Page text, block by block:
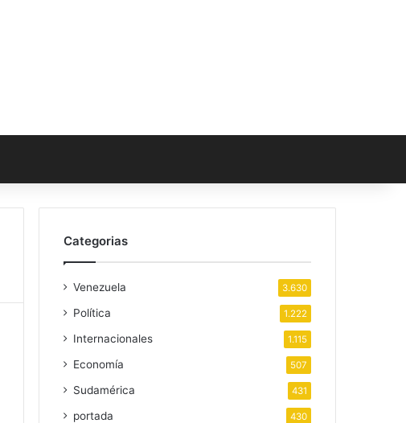
Categorias
Venezuela 3.630
Política 1.222
Internacionales 1.115
Economía 507
Sudamérica 431
portada 430